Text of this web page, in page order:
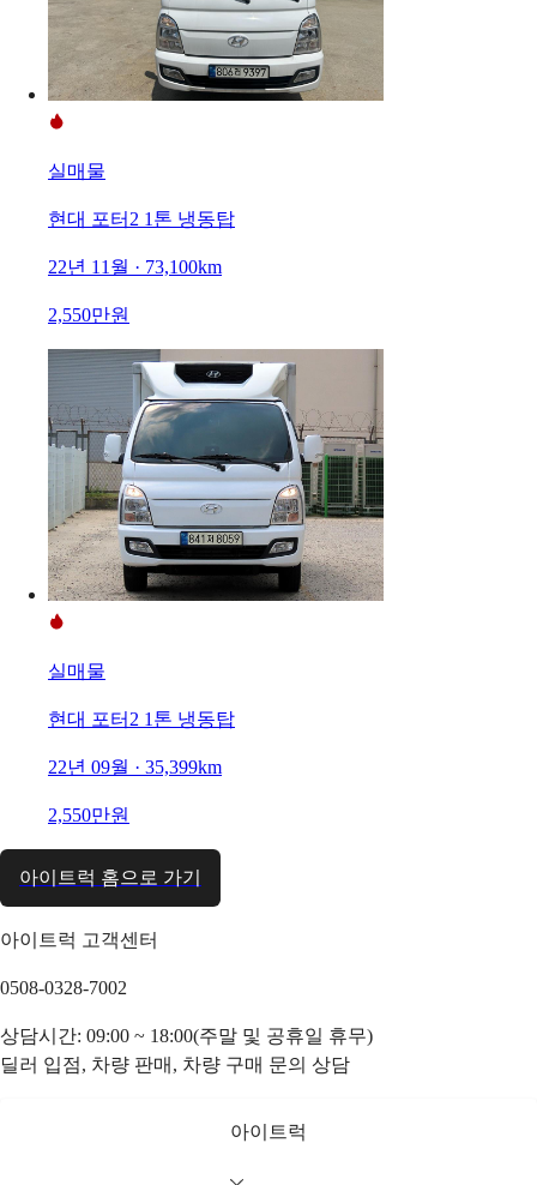
실매물
현대 포터2 1톤 냉동탑
22년 11월 · 73,100km
2,550만원
실매물
현대 포터2 1톤 냉동탑
22년 09월 · 35,399km
2,550만원
아이트럭 홈으로 가기
아이트럭 고객센터
0508-0328-7002
상담시간: 09:00 ~ 18:00(주말 및 공휴일 휴무)
딜러 입점, 차량 판매, 차량 구매 문의 상담
아이트럭